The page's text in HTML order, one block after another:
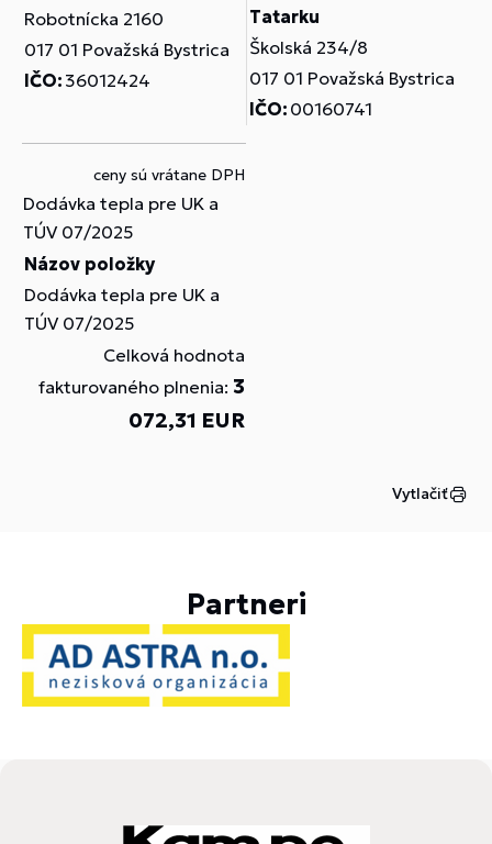
Robotnícka 2160
017 01 Považská Bystrica
IČO: 36012424
Tatarku
Školská 234/8
017 01 Považská Bystrica
IČO: 00160741
ceny sú vrátane DPH
Dodávka tepla pre UK a
TÚV 07/2025
Názov položky
Dodávka tepla pre UK a
TÚV 07/2025
Celková hodnota
fakturovaného plnenia: 3
072,31 EUR
Vytlačiť
Partneri